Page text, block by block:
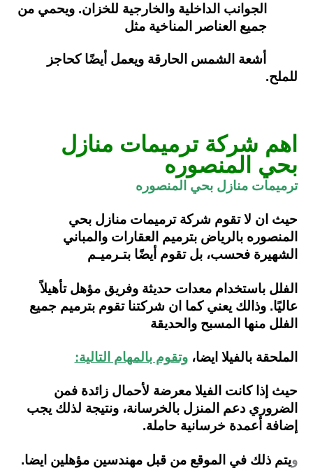
الجوانب الداخلية والخارجية للخزان. ويحمي من
جميع العناصر المناخية مثل
أشعة الشمس الحارقة ويعمل أيضًا كحاجز
للملح.
اهم شركة ترميمات منازل
بحي المنصوره
ترميمات منازل بحي المنصوره
حيث ان لا تقوم شركة ترميمات منازل بحي
المنصوره بالرياض بترميم العقارات والمباني
الشهيرة فحسب، بل تقوم أيضًا بتـرميـم
الفلل باستخدام معدات حديثة وفريق مؤهل تأهيلاً
عاليًا. وذالك يعني كما ان شركتنا تقوم بترميم جميع
الفلل منها المسبح والحديقة
الملحقة بالفيلا ايضا،وتقوم بالمهام التالية:
حيث إذا كانت الفيلا معرضة لأحمال زائدة فمن
الضروري دعم المنزل بالخرسانة، ونتيجة لذلك يجب
إضافة أعمدة خرسانية حاملة.
ويتم ذلك في الموقع من قبل مهندسين مؤهلين ايضا.